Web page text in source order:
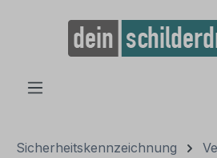
springen
Sicherheitskennzeichnung